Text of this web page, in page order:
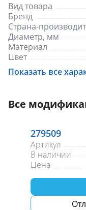
Вид товара
Бренд
Страна-
Диаметр, мм
Материал
Цвет
Размер
Показать все
Все
279509
Артикул
В наличии
Цена